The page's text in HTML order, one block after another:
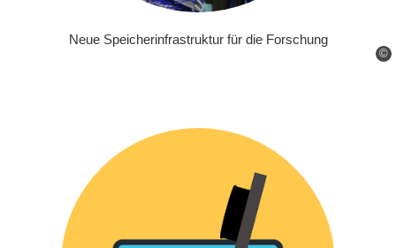
©
Neue Speicherinfrastruktur für die Forschung